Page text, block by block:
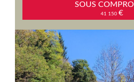
SOUS
41 150 €
Previous